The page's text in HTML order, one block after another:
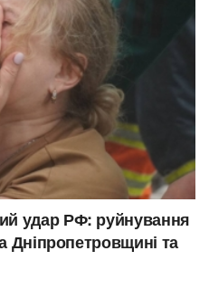
удар РФ: руйнування
Дніпропетровщині та